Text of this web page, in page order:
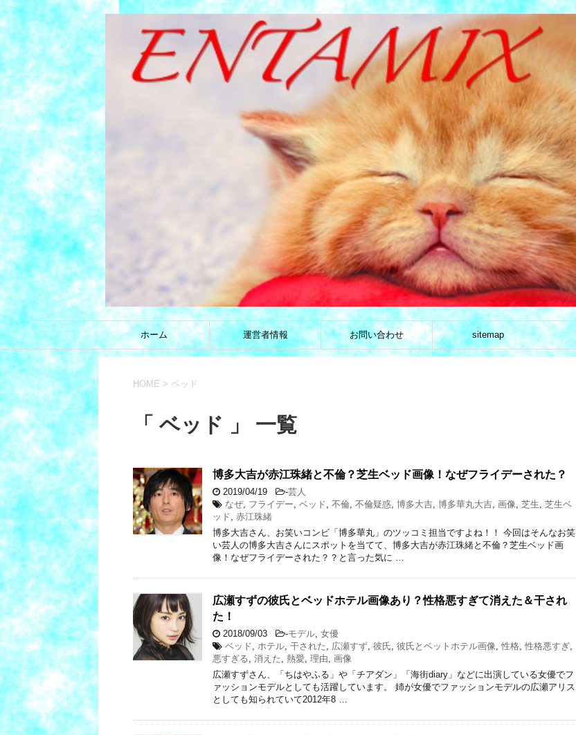
ホーム 運営者情報 お問い合わせ sitemap
HOME > ベッド
「 ベッド 」 一覧
博多大吉が赤江珠緒と不倫？芝生ベッド画像！なぜフライデーされた？
2019/04/19 -芸人
なぜ, フライデー ベッド 不倫 不倫疑惑 博多大吉 博多華丸大吉 画像 芝生 芝生ベ
ッド 赤江珠緒
博多大吉さん、お笑いコンビ「博多華丸」のツッコミ担当ですよね！！ 今回はそんなお笑
い芸人の博多大吉さんにスポットを当てて、博多大吉が赤江珠緒と不倫？芝生ベッド画
像！なぜフライデーされた？？と言った気に …
広瀬すずの彼氏とベッドホテル画像あり？性格悪すぎて消えた＆干され
た！
2018/09/03 -モデル 女優
ベッド
ホテル 干された 広瀬すず 彼氏 彼氏とベットホテル画像 性格 性格悪すぎ
悪すぎる 消えた 熱愛 理由 画像
広瀬すずさん、「ちはやふる」や「チアダン」「海街diary」などに出演している女優でフ
ァッションモデルとしても活躍しています。 姉が女優でファッションモデルの広瀬アリス
としても知られていて2012年8 …